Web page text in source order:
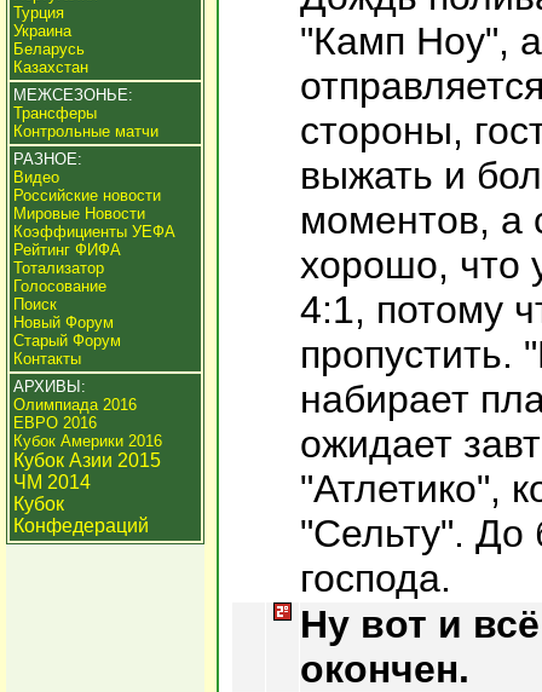
Турция
Украина
Беларусь
Казахстан
МЕЖСЕЗОНЬЕ:
Трансферы
Контрольные матчи
РАЗНОЕ:
Видео
Российские новости
Мировые Новости
Коэффициенты УЕФА
Рейтинг ФИФА
Тотализатор
Голосование
Поиск
Новый Форум
Старый Форум
Контакты
АРХИВЫ:
Олимпиада 2016
ЕВРО 2016
Кубок Америки 2016
Кубок Азии 2015
ЧМ 2014
Кубок
Конфедераций
"Камп Ноу",
стороны,
выжать и
моментов, а
хорошо, что
4:1, потому
пропустить.
набирает
ожидает
"Атлетико",
"Сельту". До
господа.
Ну вот и
окончен.